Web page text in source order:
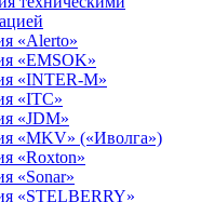
«Alerto»
«EMSOK»
«INTER-M»
«ITC»
«JDM»
«MKV» («Иволга»)
«Roxton»
«Sonar»
«STELBERRY»